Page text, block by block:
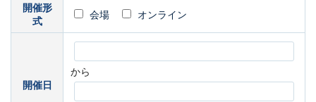
開催形
式
会場 オンライン
開催日
から